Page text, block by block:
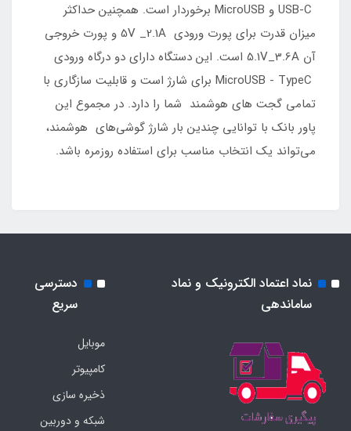
USB-C و MicroUSB برخوردار است. همچنین حداکثر
میزان قدرت برای پورت ورودی 5V _2.1A و پورت خروجی
آن 5.1V_3.6A است. این دستگاه دارای دو درگاه ورودی
MicroUSB - TypeC برای شارژ است و قابلیت سازگاری با
تمامی گجت های هوشمند شما را دارد. در مجموع این
پاور بانک با توانایی چندین بار شارژ گوشی‌های هوشمند،
می‌تواند یک انتخاب مناسب برای استفاده روزمره باشد.
نماد اعتماد الکترونیک و نماد
ساماندهی
دسترسی
سریع
موبایل
کامپیوتر
ذخیره سازی
شبکه و دوربین